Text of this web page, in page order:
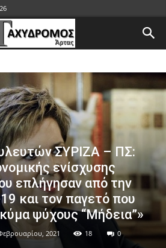
ΣΥΡΙΖΑ – ΠΣ:
ενίσχυσης
επλήγησαν από την
και τον παγετό που
ψύχους “Μήδεια”»
2021 18 0